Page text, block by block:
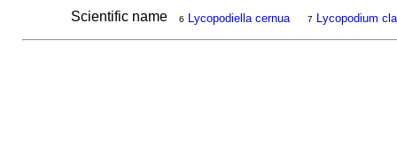
Scientific name 6 Lycopodiella cernua 7 Lycopodium